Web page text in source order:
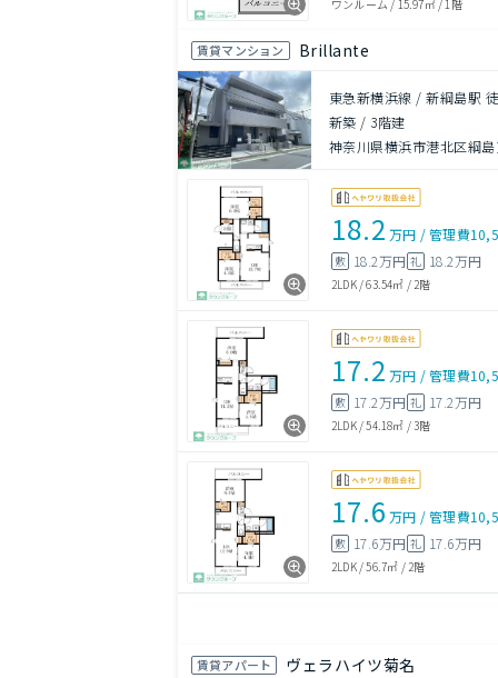
ワンルーム / 15.97㎡/1階
賃貸マンション Brillante
東急新横浜線 / 新綱島駅
新築 / 3階建
神奈川県横浜市港北区綱島
18.2 万円 /管理費
敷 18.2万円 礼 18.2万円
2LDK/63.54㎡ /2階
17.2 万円 /管理費
敷 17.2万円 礼 17.2万円
2LDK/54.18㎡ /3階
17.6 万円 /管理費
敷 17.6万円 礼 17.6万円
2LDK/56.7㎡ /2階
賃貸アパート ヴェラハイツ菊名